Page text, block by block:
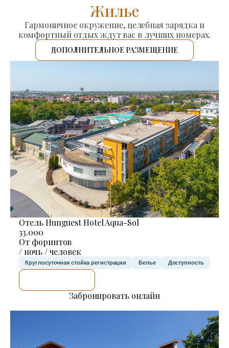
Жилье
Гармоничное окружение, целебная зарядка и
комфортный отдых ждут вас в лучших номерах.
ДОПОЛНИТЕЛЬНОЕ РАЗМЕЩЕНИЕ
Отель Hunguest Hotel Aqua-Sol
33.000
От форинтов
/ ночь / человек
Круглосуточная стойка регистрации Белье Доступность
Забронировать онлайн